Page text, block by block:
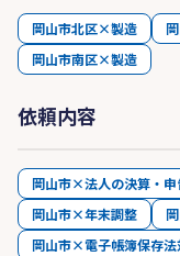
岡山市北区×製造
岡山市南区×製造
依頼内容
岡山市×法人の決算・申
岡山市×年末調整
岡山市×電子帳簿保存法